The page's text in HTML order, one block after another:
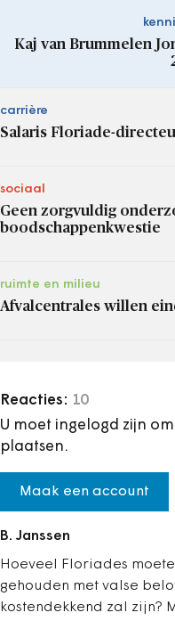
Kaj van Brummelen
carrière
Salaris Floriade-
sociaal
Geen zorgvuldig
boodschappenkwestie
ruimte en milieu
Afvalcentrales willen
Reacties: 10
U moet ingelogd zijn
plaatsen.
Maak een account
B. Janssen
Hoeveel Floriades
gehouden met valse
kostendekkend zal zijn?